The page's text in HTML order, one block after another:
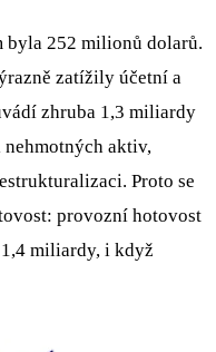
byla 252 milionů dolarů.
zatížily účetní a
zhruba 1,3 miliardy
aktiv,
Proto se
provozní hotovost
miliardy, i když